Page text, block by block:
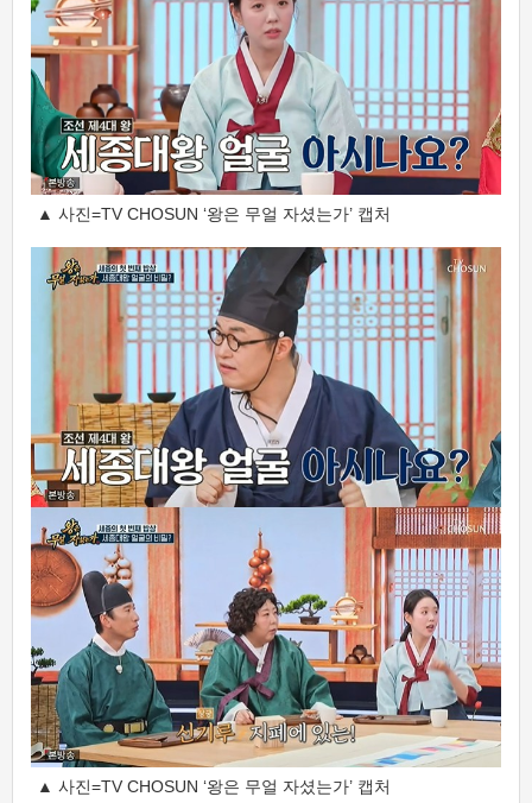
▲ 사진=TV CHOSUN ‘왕은 무얼 자셨는가’ 캡처
▲ 사진=TV CHOSUN ‘왕은 무얼 자셨는가’ 캡처